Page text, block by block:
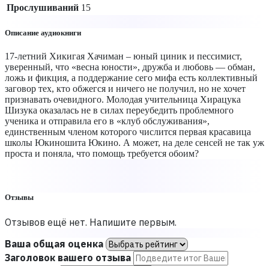
Прослушиваний 15
Описание аудиокниги
17-летний Хикигая Хачиман – юный циник и пессимист,
уверенный, что «весна юности», дружба и любовь — обман,
ложь и фикция, а поддержание сего мифа есть коллективный
заговор тех, кто обжегся и ничего не получил, но не хочет
признавать очевидного. Молодая учительница Хирацука
Шизука оказалась не в силах переубедить проблемного
ученика и отправила его в «клуб обслуживания»,
единственным членом которого числится первая красавица
школы Юкиношита Юкино. А может, на деле сенсей не так уж
проста и поняла, что помощь требуется обоим?
Отзывы
Отзывов ещё нет. Напишите первым.
Ваша общая оценка
Заголовок вашего отзыва